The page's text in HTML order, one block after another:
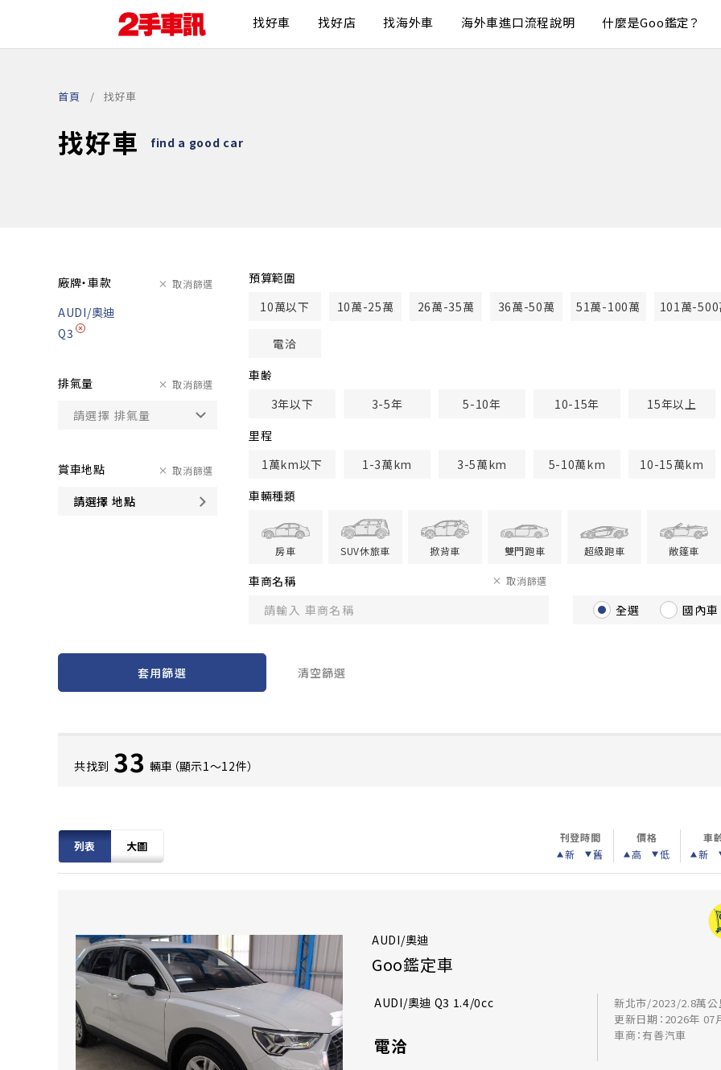
找好車 找好店 找海外車 海外車進口流程說明 什麼是Goo鑑定？
首頁 找好車
找好車 find a good car
廠牌・車款 取消篩選
AUDI/奧迪
Q3
排氣量 取消篩選
賞車地點
請選擇 地點
取消篩選
預算範圍
10萬以下
10萬-25萬 26萬-35萬 36萬-50萬 51萬-100萬 101萬-500
電洽
車齢
3年以下
3-5年 5-10年 10-15年
15年以上
里程
1萬km以下
1-3萬km 3-5萬km 5-10萬km
10-15萬km
車輛種類
房車 SUV休旅車 掀背車 雙門跑車 超級跑車 敞篷車
車商名稱 取消篩選
全選 國內車
套用篩選 清空篩選
共找到 33 輛車（顯示1〜12件）
列表 大圖
刊登時間
新
舊
價格
高
低
車
新
AUDI/奧迪
Goo鑑定車
AUDI/奧迪 Q3 1.4/0cc
電洽
新北市/2023/2.8萬公
更新日期：2026年 07
車商：有善汽車